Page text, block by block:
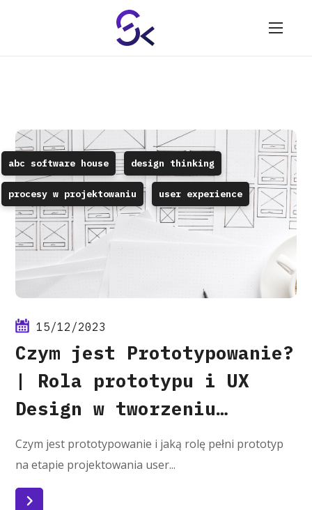
abc software house design thinking
procesy w projektowaniu user experience
15/12/2023
Czym jest Prototypowanie?
| Rola prototypu i UX
Design w tworzeniu
oprogramowania
Czym jest prototypowanie i jaką rolę pełni prototyp
na etapie projektowania user...